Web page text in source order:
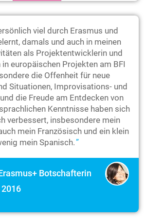
viel durch Erasmus und
damals und auch in meinen
als Projektentwicklerin und
europäischen Projekten am BFI
die Offenheit für neue
Situationen, Improvisations- und
die Freude am Entdecken von
Kenntnisse haben sich
verbessert, insbesondere mein
mein Französisch und ein klein
mein Spanisch.
Botschafterin